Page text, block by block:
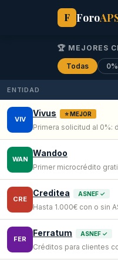
F Foro
🏆 MEJORES
Todas
ENTIDAD
VIV
Vivus ⭐ MEJOR
Primera solicitud al
WAN
Wandoo
Primer microcrédito
CRE
Creditea ASNEF ✓
Hasta 1.000€ con o sin
FER
Ferratum ASNEF ✓
Créditos para clientes